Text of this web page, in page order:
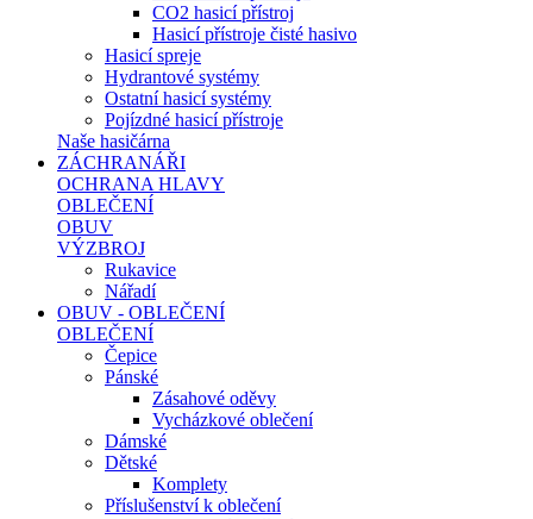
CO2 hasicí přístroj
Hasicí přístroje čisté hasivo
Hasicí spreje
Hydrantové systémy
Ostatní hasicí systémy
Pojízdné hasicí přístroje
Naše hasičárna
ZÁCHRANÁŘI
OCHRANA HLAVY
OBLEČENÍ
OBUV
VÝZBROJ
Rukavice
Nářadí
OBUV - OBLEČENÍ
OBLEČENÍ
Čepice
Pánské
Zásahové oděvy
Vycházkové oblečení
Dámské
Dětské
Komplety
Příslušenství k oblečení